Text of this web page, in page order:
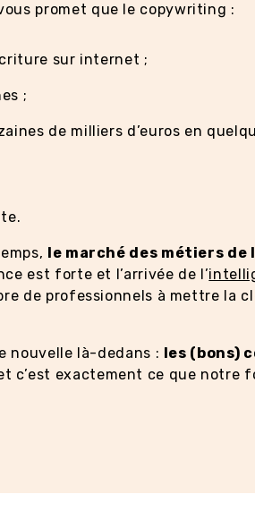
promet que le copywriting :
sur internet ;
;
de milliers d’euros en
le marché des métiers de
est forte et l’arrivée de l’
de professionnels à mettre la
nouvelle là-dedans : les (bons)
c’est exactement ce que notre